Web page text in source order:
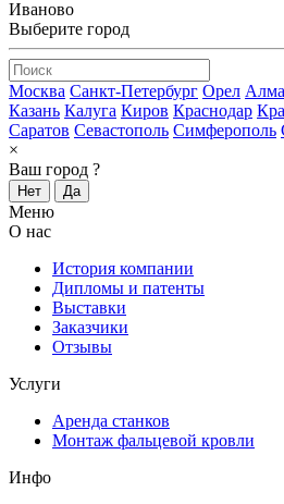
Иваново
Выберите город
Москва Санкт-Петербург Орел
Казань Калуга Киров Краснодар
Саратов Севастополь Симферополь
×
Ваш город ?
Нет Да
Меню
О нас
История компании
Дипломы и патенты
Выставки
Заказчики
Отзывы
Услуги
Аренда станков
Монтаж фальцевой кровли
Инфо